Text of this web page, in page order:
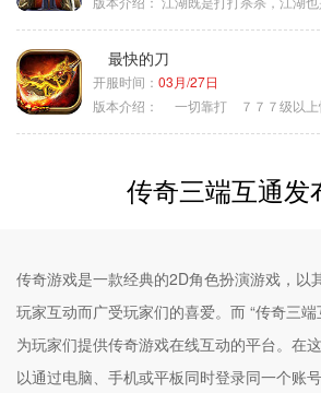
最快的刀
开服时间： 03月/27日
版本介绍：
一切靠打 ７７７级以上
传奇三端互通发
传奇游戏是一款经典的2D角色扮演游戏，以
玩家互动而广受玩家们的喜爱。而 “传奇三
为玩家们提供传奇游戏在线互动的平台。在
以通过电脑、手机或平板同时登录同一个账